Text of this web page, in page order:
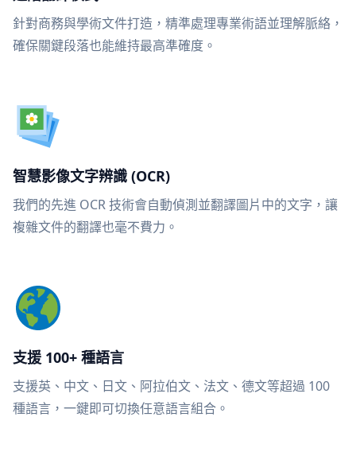
針對商務與學術文件打造，精準處理專業術語並理解脈絡，
確保關鍵段落也能維持最高準確度。
智慧影像文字辨識 (OCR)
我們的先進 OCR 技術會自動偵測並翻譯圖片中的文字，讓
複雜文件的翻譯也毫不費力。
支援 100+ 種語言
支援英、中文、日文、阿拉伯文、法文、德文等超過 100
種語言，一鍵即可切換任意語言組合。